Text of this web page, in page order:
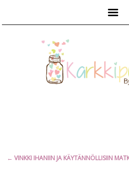
Artikkelien
← VINKKI IHANIIN JA KÄYTÄNNÖLLISIIN